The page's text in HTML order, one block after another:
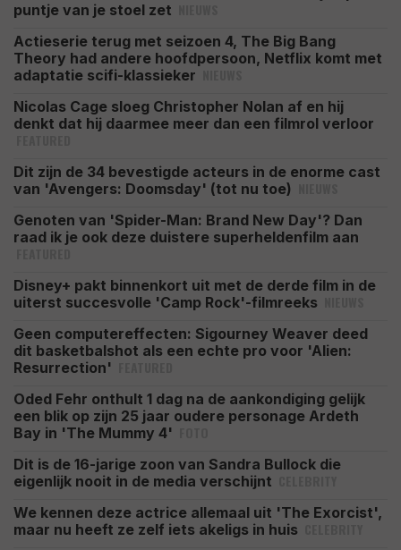
puntje van je stoel zet
Actieserie terug met seizoen 4, The Big Bang
Theory had andere hoofdpersoon, Netflix komt met
adaptatie scifi-klassieker
Nicolas Cage sloeg Christopher Nolan af en hij
denkt dat hij daarmee meer dan een filmrol verloor
Dit zijn de 34 bevestigde acteurs in de enorme cast
van 'Avengers: Doomsday' (tot nu toe)
Genoten van 'Spider-Man: Brand New Day'? Dan
raad ik je ook deze duistere superheldenfilm aan
Disney+ pakt binnenkort uit met de derde film in de
uiterst succesvolle 'Camp Rock'-filmreeks
Geen computereffecten: Sigourney Weaver deed
dit basketbalshot als een echte pro voor 'Alien:
Resurrection'
Oded Fehr onthult 1 dag na de aankondiging gelijk
een blik op zijn 25 jaar oudere personage Ardeth
Bay in 'The Mummy 4'
Dit is de 16-jarige zoon van Sandra Bullock die
eigenlijk nooit in de media verschijnt
We kennen deze actrice allemaal uit 'The Exorcist',
maar nu heeft ze zelf iets akeligs in huis